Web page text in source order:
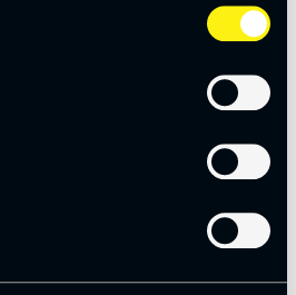
finalità:
e invio di contenuti promozionali
o automatizzati o a questi